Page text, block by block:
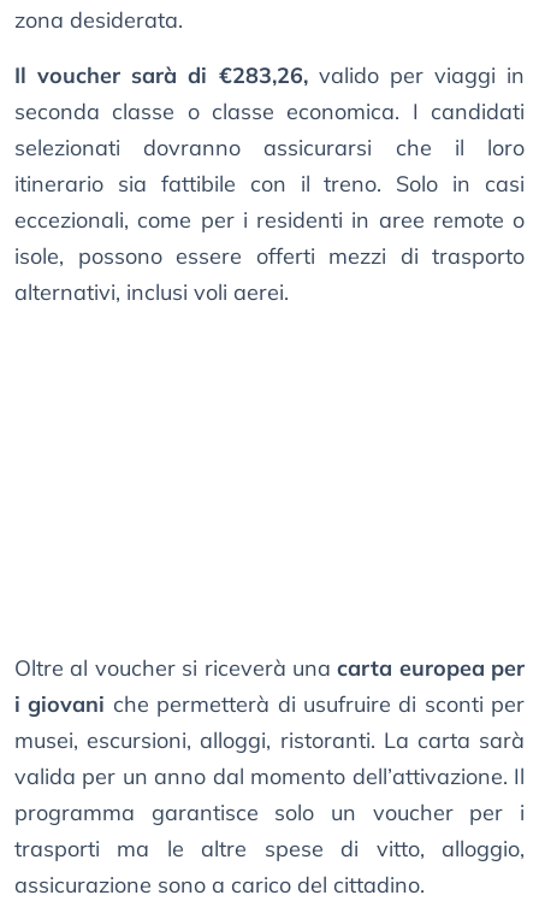
zona desiderata.
Il voucher sarà di €283,26,valido per viaggi in
seconda classe o classe economica. I candidati
selezionati dovranno assicurarsi che il loro
itinerario sia fattibile con il treno. Solo in casi
eccezionali, come per i residenti in aree remote o
isole, possono essere offerti mezzi di trasporto
alternativi, inclusi voli aerei.
Oltre al voucher si riceverà unacarta europea per
i giovani che permetterà di usufruire di sconti per
musei, escursioni, alloggi, ristoranti. La carta sarà
valida per un anno dal momento dell’attivazione. Il
programma garantisce solo un voucher per i
trasporti ma le altre spese di vitto, alloggio,
assicurazione sono a carico del cittadino.